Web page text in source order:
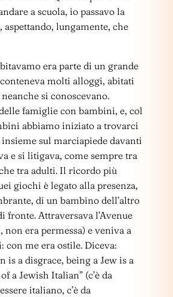
a scuola, io passavo la
aspettando, lungamente, che
era parte di un grande
molti alloggi, abitati
si conoscevano.
famiglie con bambini, e, col
abbiamo iniziato a trovarci
sul marciapiede davanti
e si litigava, come sempre tra
tra adulti. Il ricordo più
giochi è legato alla presenza,
di un bambino dell’altro
fronte. Attraversava l’Avenue
non era permessa) e veniva a
con me era ostile. Diceva:
is a disgrace, being a Jew is a
a Jewish Italian” (c’è da
italiano, c’è da